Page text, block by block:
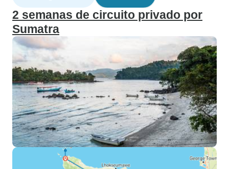
2 semanas de circuito privado por
Sumatra